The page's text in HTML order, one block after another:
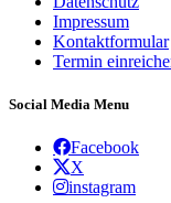
Impressum
Kontaktformular
Termin
Social Media Menu
Facebook
X
instagram